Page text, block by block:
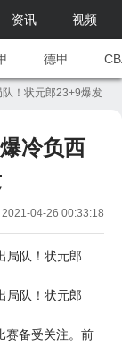
资讯 视频
德甲
！状元郎23+9爆发
冷负西
04-26 00:33:18
局队！状元郎
局队！状元郎
赛备受关注。前